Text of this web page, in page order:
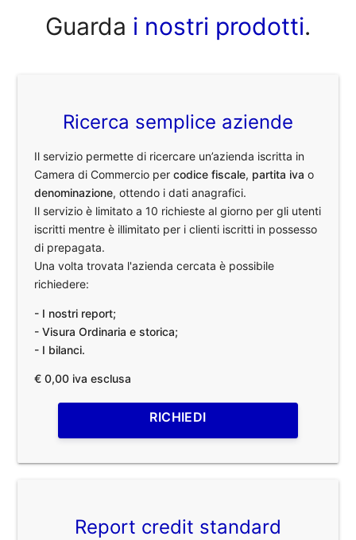
Guarda i nostri prodotti.
Ricerca semplice aziende
Il servizio permette di ricercare un’azienda iscritta in
Camera di Commercio percodice fiscale, partita iva o
denominazione, ottendo i dati anagrafici.
Il servizio è limitato a 10 richieste al giorno per gli utenti
iscritti mentre è illimitato per i clienti iscritti in possesso
di prepagata.
Una volta trovata l'azienda cercata è possibile
richiedere:
- I nostri report;
- Visura Ordinaria e storica;
- I bilanci.
€ 0,00 iva esclusa
RICHIEDI
Report credit standard